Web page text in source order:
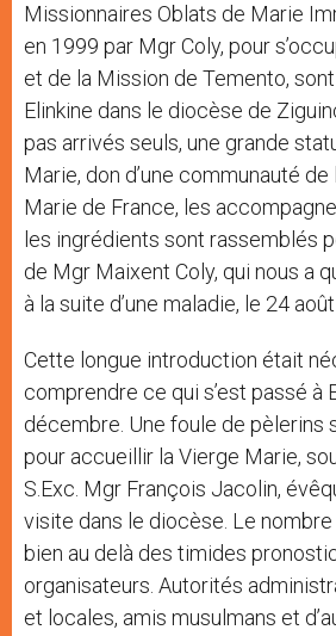
Missionnaires Oblats de Marie
en 1999 par Mgr Coly, pour
et de la Mission de Temento,
Elinkine dans le diocèse de
pas arrivés seuls, une grande
Marie, don d’une communauté
Marie de France, les
les ingrédients sont rassemblés
de Mgr Maixent Coly, qui nous a
à la suite d’une maladie, le 24
Cette longue introduction était
comprendre ce qui s’est passé à
décembre. Une foule de pèlerins
pour accueillir la Vierge Marie,
S.Exc. Mgr François Jacolin,
visite dans le diocèse. Le
bien au delà des timides
organisateurs. Autorités
et locales, amis musulmans et